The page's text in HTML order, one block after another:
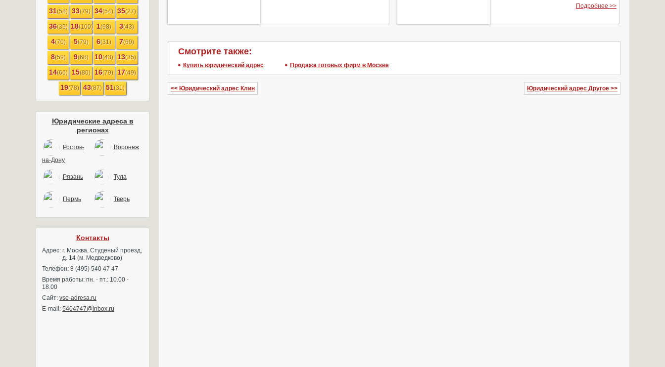
31(58) 33(79) 34(54) 35(27)
36(39) 18(100) 1(98) 3(43)
4(70) 5(79) 6(31) 7(60)
8(59) 9(68) 10(43) 13(35)
14(66) 15(80) 16(79) 17(49)
19(78) 43(87) 51(31)
Юридические адреса в
регионах
Ростов-
на-Дону
Воронеж
Рязань Тула
Пермь Тверь
Контакты
Адрес: г. Москва, Студеный проезд,
д. 14 (м. Медведково)
Телефон: 8 (495) 540 47 47
Время работы: пн. - пт.: 10.00 -
18.00
Сайт: vse-adresa.ru
E-mail: 5404747@inbox.ru
Подробнее >>
Смотрите также:
Купить юридический адрес Продажа готовых фирм в Москве
<< Юридический адрес Клин Юридический адрес Другое >>